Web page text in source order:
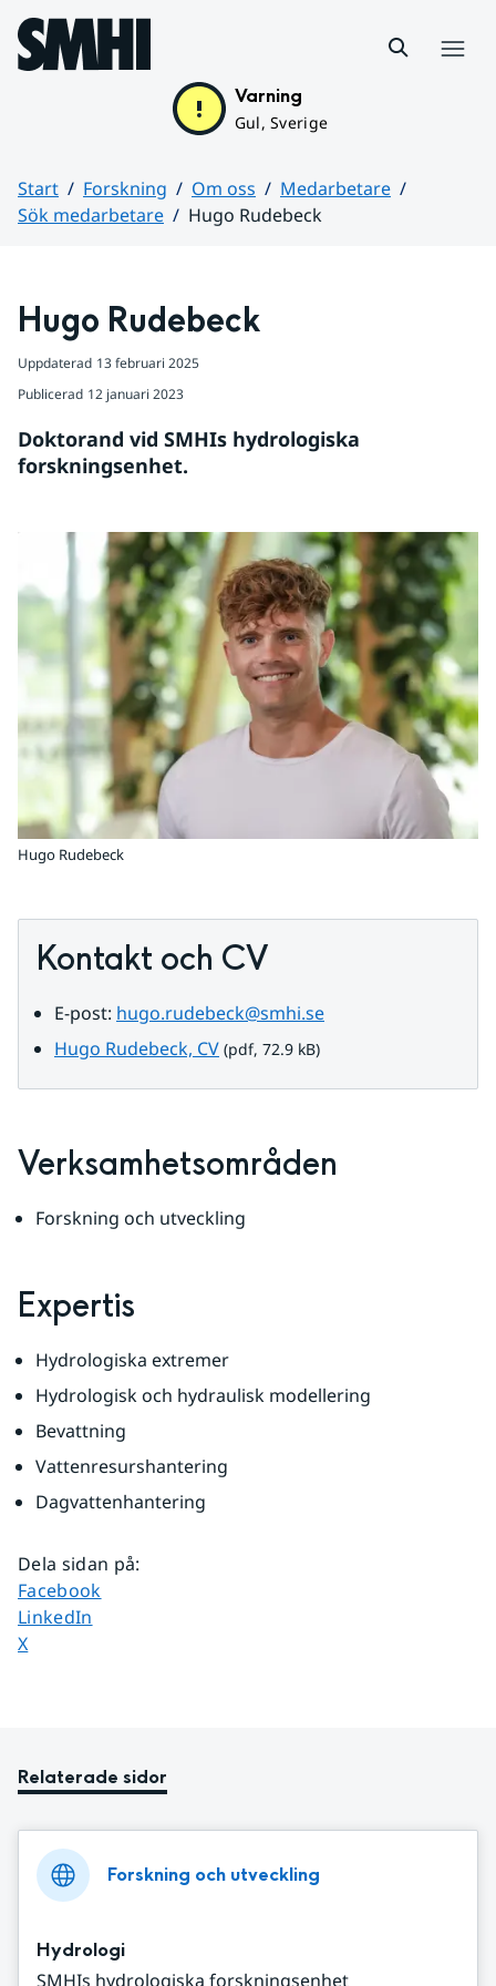
Hoppa till sidans innehåll
Varning
Gul, Sverige
Start Forskning Om oss
Medarbetare
Sök medarbetare
Hugo Rudebeck
Hugo Rudebeck
Uppdaterad 13 februari 2025
Publicerad 12 januari 2023
Doktorand vid SMHIs hydrologiska
forskningsenhet.
Hugo Rudebeck
Kontakt och CV
E-post: hugo.rudebeck@smhi.se
Hugo Rudebeck, CVpdf, 72.9 kB.
(pdf, 72.9 kB)
Verksamhetsområden
Forskning och utveckling
Expertis
Hydrologiska extremer
Hydrologisk och hydraulisk modellering
Bevattning
Vattenresurshantering
Dagvattenhantering
Dela sidan på:
Dela sidan på
Facebook
Dela sidan på
LinkedIn
Dela sidan på
X
Relaterade sidor
Forskning och utveckling
Hydrologi
SMHIs hydrologiska forskningsenhet